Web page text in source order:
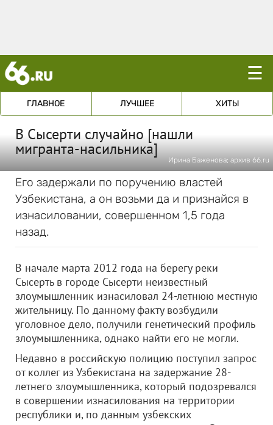
☰
ГЛАВНОЕ ЛУЧШЕЕ ХИТЫ
В Сысерти случайно [нашли
мигранта-насильника]
Ирина Баженова; архив 66.ru
Его задержали по поручению властей
Узбекистана, а он возьми да и признайся в
изнасиловании, совершенном 1,5 года
назад.
В начале марта 2012 года на берегу реки
Сысерть в городе Сысерти неизвестный
злоумышленник изнасиловал 24-летнюю местную
жительницу. По данному факту возбудили
уголовное дело, получили генетический профиль
злоумышленника, однако найти его не могли.
Недавно в российскую полицию поступил запрос
от коллег из Узбекистана на задержание 28-
летнего злоумышленника, который подозревался
в совершении изнасилования на территории
республики и, по данным узбекских